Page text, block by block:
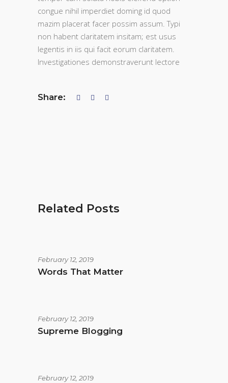
congue nihil imperdiet doming id quod
mazim placerat facer possim assum. Typi
non habent claritatem insitam; est usus
legentis in iis qui facit eorum claritatem.
Investigationes demonstraverunt lectore
Share:
Related Posts
February 12, 2019
Words That Matter
February 12, 2019
Supreme Blogging
February 12, 2019